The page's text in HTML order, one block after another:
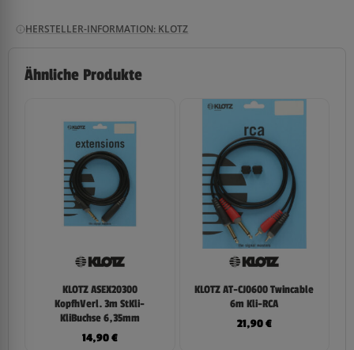
HERSTELLER-INFORMATION: KLOTZ
Ähnliche Produkte
KLOTZ ASEX20300
KopfhVerl. 3m StKli-
KliBuchse 6,35mm
14,90€
KLOTZ AT-CJ0600 Twincable
6m Kli-RCA
21,90€